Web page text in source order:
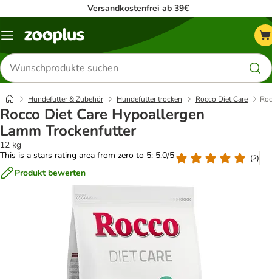
Versandkostenfrei ab 39€
Menü
Produkte
suchen
Hundefutter & Zubehör Hundefutter trocken Rocco Diet Care
Rocco Diet Care Hypoallergen
Lamm Trockenfutter
12 kg
This is a stars rating area from zero to 5: 5.0/5
(2)
Produkt bewerten